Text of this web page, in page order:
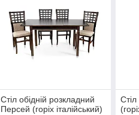
Стіл обідній розкладний
Персей (горіх італійський)